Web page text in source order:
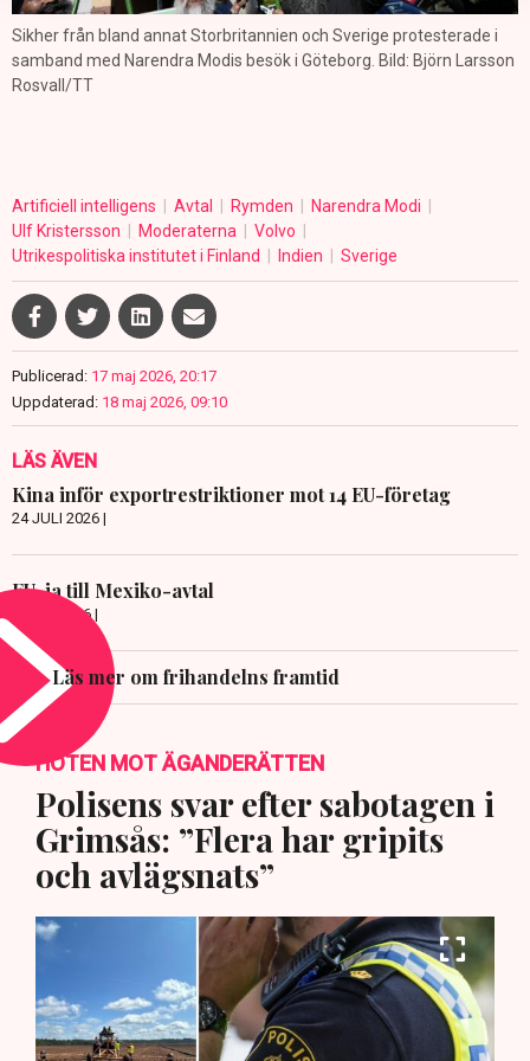
Sikher från bland annat Storbritannien och Sverige protesterade i
samband med Narendra Modis besök i Göteborg. Bild: Björn Larsson
Rosvall/TT
Artificiell intelligens Avtal Rymden
Narendra Modi
Ulf Kristersson
Moderaterna
Volvo
Utrikespolitiska institutet i Finland
Indien Sverige
Publicerad: 17 maj 2026, 20:17
Uppdaterad: 18 maj 2026, 09:10
LÄS ÄVEN
Kina inför exportrestriktioner mot 14 EU-företag
24 JULI 2026 |
EU-ja till Mexiko-avtal
8 JULI 2026 |
Läs mer om frihandelns framtid
HOTEN MOT ÄGANDERÄTTEN
Polisens svar efter sabotagen i
Grimsås: ”Flera har gripits
och avlägsnats”